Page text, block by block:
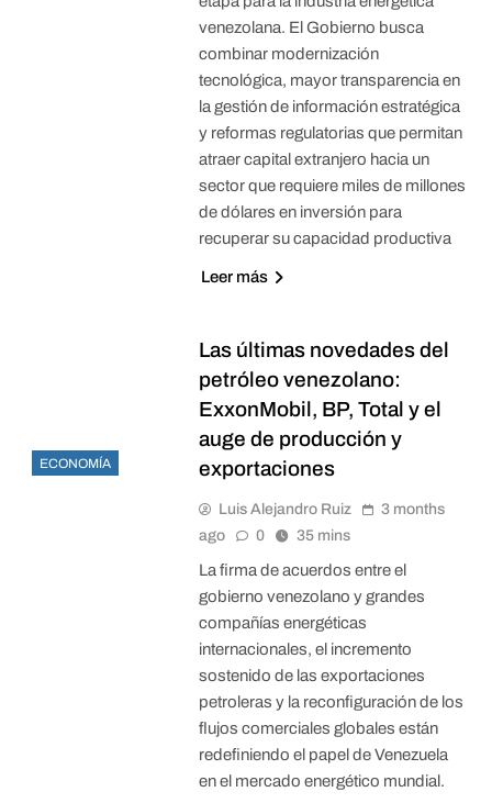
venezolana. El Gobierno busca
combinar modernización
tecnológica, mayor transparencia en
la gestión de información estratégica
y reformas regulatorias que permitan
atraer capital extranjero hacia un
sector que requiere miles de millones
de dólares en inversión para
recuperar su capacidad productiva
Leer más
ECONOMÍA
Las últimas novedades del
petróleo venezolano:
ExxonMobil, BP, Total y el
auge de producción y
exportaciones
Luis Alejandro Ruiz
3 months
ago
0 35 mins
La firma de acuerdos entre el
gobierno venezolano y grandes
compañías energéticas
internacionales, el incremento
sostenido de las exportaciones
petroleras y la reconfiguración de los
flujos comerciales globales están
redefiniendo el papel de Venezuela
en el mercado energético mundial.